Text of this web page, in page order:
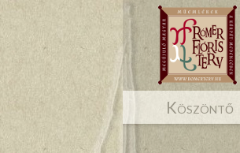
Skip
content
Köszöntő